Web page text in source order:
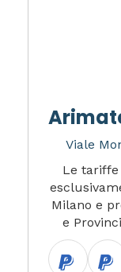
Viale
Le tariffe
Milano e
e